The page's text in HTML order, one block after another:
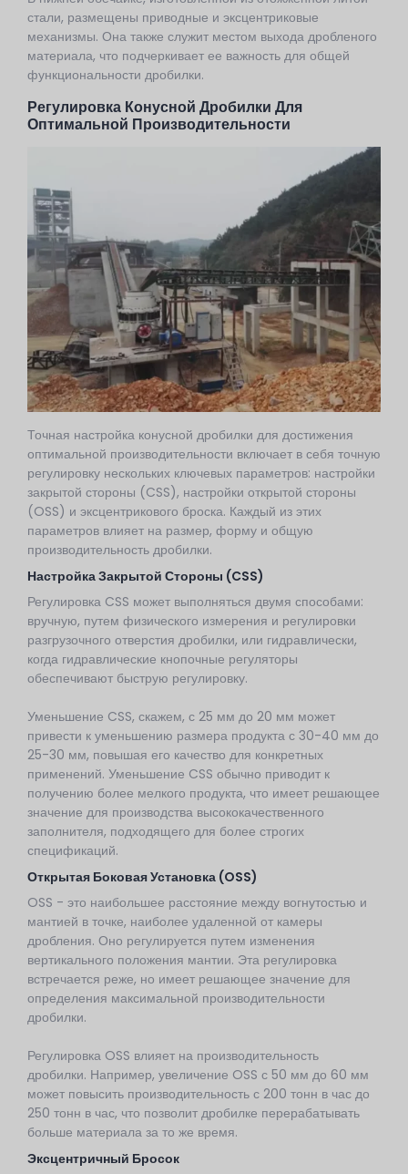
стали, размещены приводные и эксцентриковые
механизмы. Она также служит местом выхода дробленого
материала, что подчеркивает ее важность для общей
функциональности дробилки.
Регулировка Конусной Дробилки Для
Оптимальной Производительности
Точная настройка конусной дробилки для достижения
оптимальной производительности включает в себя точную
регулировку нескольких ключевых параметров: настройки
закрытой стороны (CSS), настройки открытой стороны
(OSS) и эксцентрикового броска. Каждый из этих
параметров влияет на размер, форму и общую
производительность дробилки.
Настройка Закрытой Стороны (CSS)
Регулировка CSS может выполняться двумя способами:
вручную, путем физического измерения и регулировки
разгрузочного отверстия дробилки, или гидравлически,
когда гидравлические кнопочные регуляторы
обеспечивают быструю регулировку.
Уменьшение CSS, скажем, с 25 мм до 20 мм может
привести к уменьшению размера продукта с 30-40 мм до
25-30 мм, повышая его качество для конкретных
применений. Уменьшение CSS обычно приводит к
получению более мелкого продукта, что имеет решающее
значение для производства высококачественного
заполнителя, подходящего для более строгих
спецификаций.
Открытая Боковая Установка (OSS)
OSS - это наибольшее расстояние между вогнутостью и
мантией в точке, наиболее удаленной от камеры
дробления. Оно регулируется путем изменения
вертикального положения мантии. Эта регулировка
встречается реже, но имеет решающее значение для
определения максимальной производительности
дробилки.
Регулировка OSS влияет на производительность
дробилки. Например, увеличение OSS с 50 мм до 60 мм
может повысить производительность с 200 тонн в час до
250 тонн в час, что позволит дробилке перерабатывать
больше материала за то же время.
Эксцентричный Бросок